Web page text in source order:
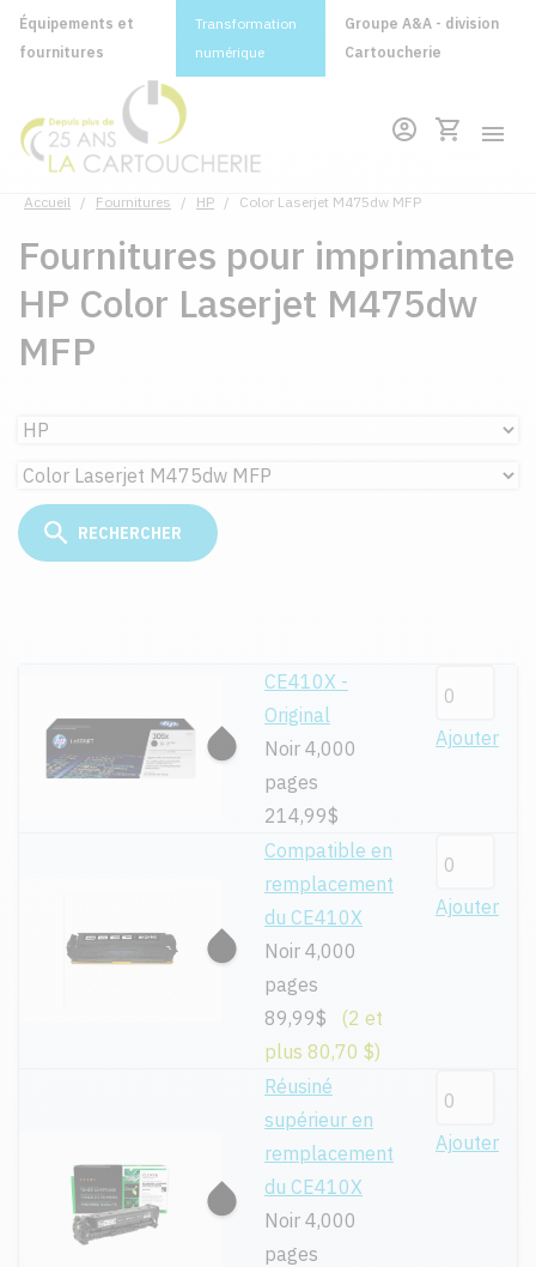
Équipements et
fournitures
Transformation
numérique
Groupe A&A - division
Cartoucherie
Accueil / Fournitures / HP / Color Laserjet M475dw MFP
Fournitures pour imprimante
HP Color Laserjet M475dw
MFP
CE410X -
Original
Noir 4,000
pages
214,99$
Ajouter
Compatible en
remplacement
du CE410X
Noir 4,000
pages
89,99$
(2 et
plus 80,70 $)
Ajouter
Réusiné
supérieur en
remplacement
du CE410X
Noir 4,000
pages
Ajouter